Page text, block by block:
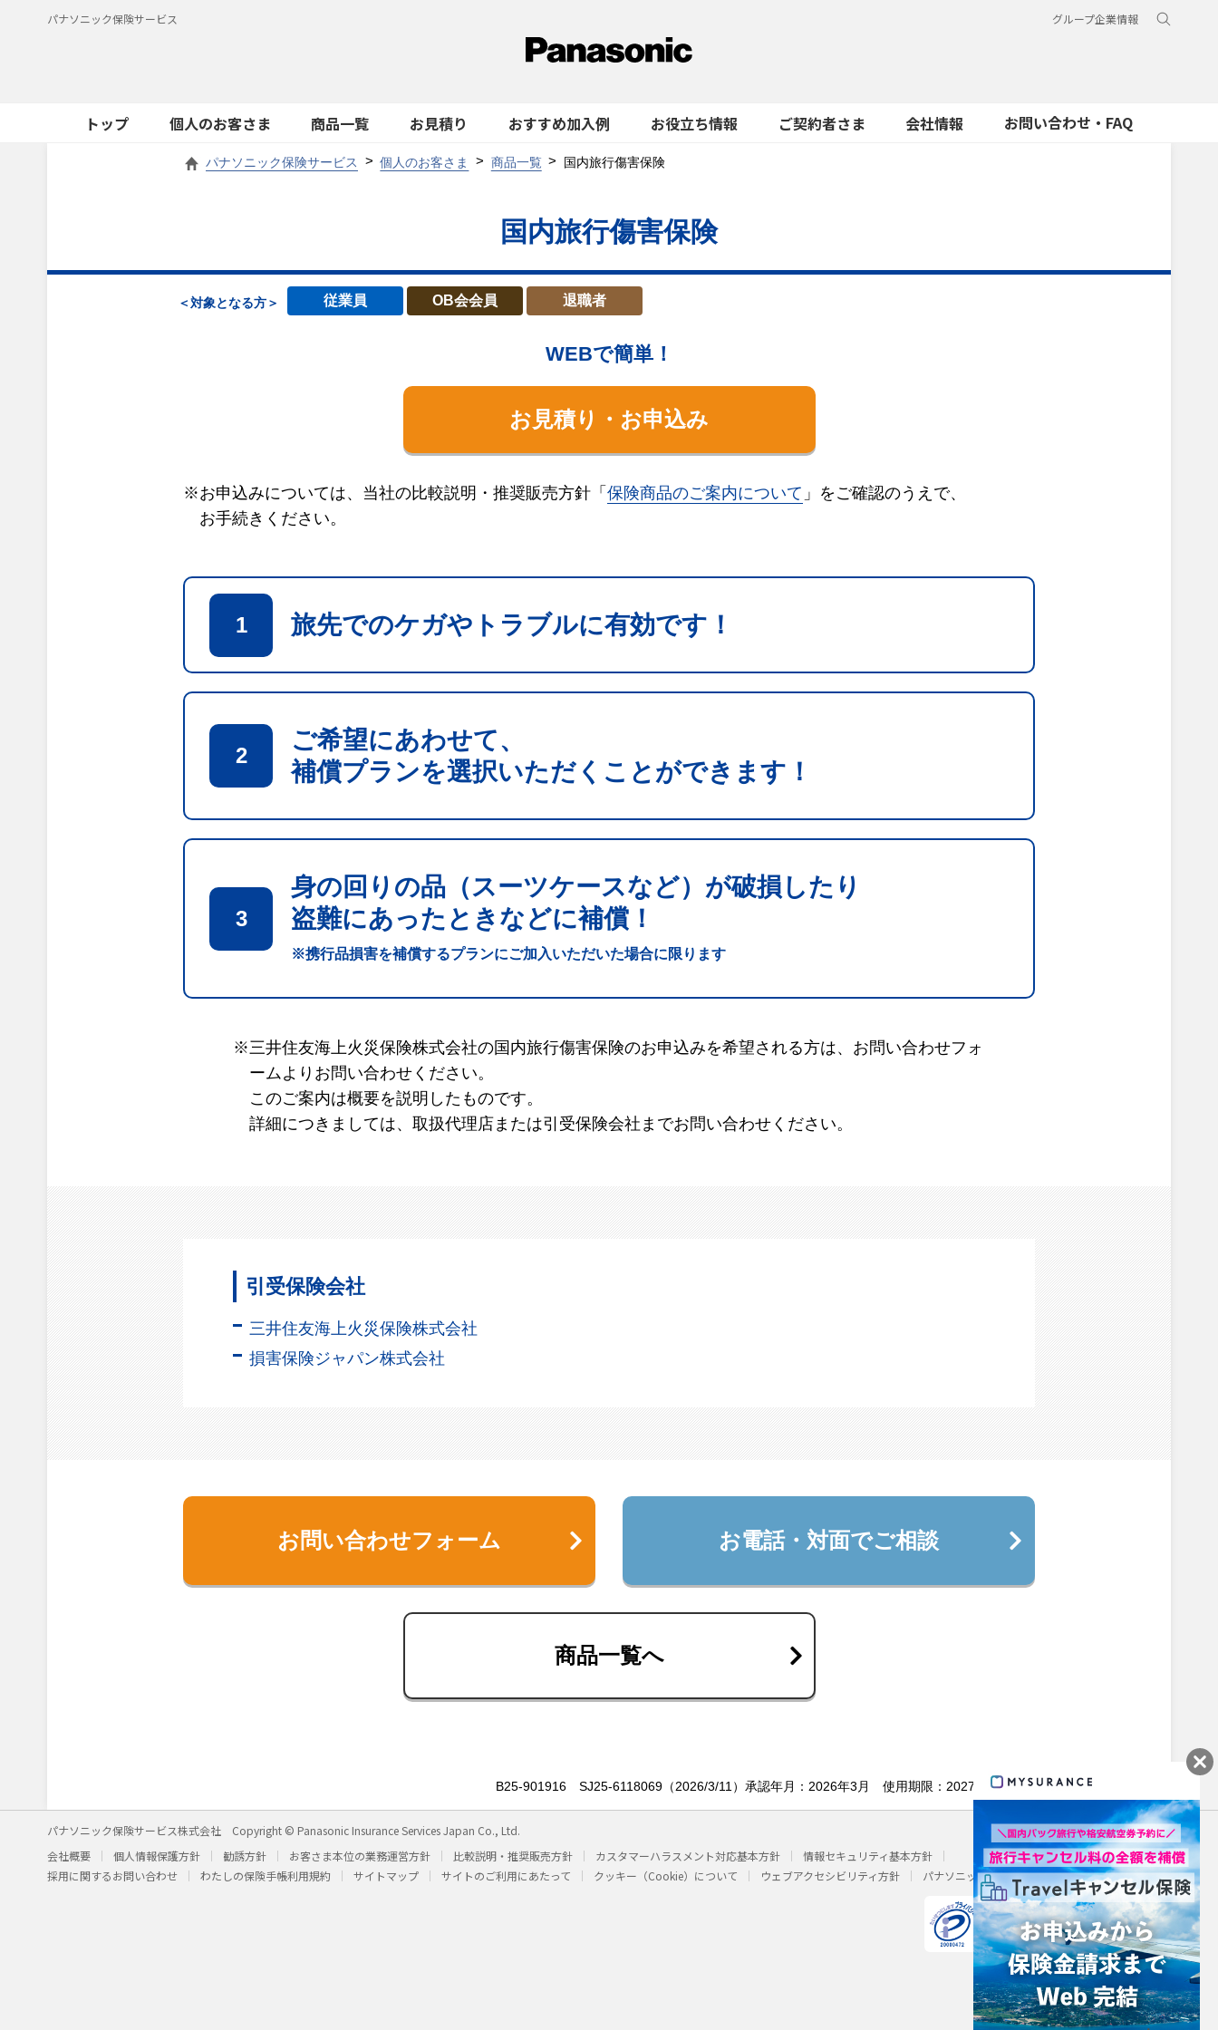
パナソニック保険サービス グループ企業情報
トップ 個人のお客さま 商品一覧 お見積り おすすめ加入例 お役立ち情報 ご契約者さま 会社情報 お問い合わせ・FAQ
パナソニック保険サービス 個人のお客さま 商品一覧 国内旅行傷害保険
国内旅行傷害保険
＜対象となる方＞ 従業員 OB会会員 退職者
WEBで簡単！
お見積り・お申込み
※お申込みについては、当社の比較説明・推奨販売方針「 保険商品のご案内について 」をご確認のうえで、
お手続きください。
1 旅先でのケガやトラブルに有効です！
2
ご希望にあわせて、
補償プランを選択いただくことができます！
3
身の回りの品（スーツケースなど）が破損したり
盗難にあったときなどに補償！
※携行品損害を補償するプランにご加入いただいた場合に限ります
※三井住友海上火災保険株式会社の国内旅行傷害保険のお申込みを希望される方は、お問い合わせフォ
ームよりお問い合わせください。
このご案内は概要を説明したものです。
詳細につきましては、取扱代理店または引受保険会社までお問い合わせください。
引受保険会社
三井住友海上火災保険株式会社
損害保険ジャパン株式会社
お問い合わせフォーム お電話・対面でご相談
商品一覧へ
B25-901916 SJ25-6118069（2026/3/11）承認年月：2026年3月 使用期限：2027年3月31日
パナソニック保険サービス株式会社
Copyright © Panasonic Insurance Services Japan Co., Ltd.
会社概要
個人情報保護方針 勧誘方針 お客さま本位の業務運営方針 比較説明・推奨販売方針 カスタマーハラスメント対応基本方針
情報セキュリティ基本方針
採用に関するお問い合わせ
わたしの保険手帳利用規約 サイトマップ サイトのご利用にあたって クッキー（Cookie）について ウェブアクセシビリティ方針 パナソニック ホールディングス
Area/Country
個人情報に関するお取扱いについて
パナソニック保険サービスは
プライバシーマークを取得しています。